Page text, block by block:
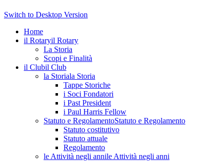
Switch to Desktop Version
Home
il Rotaryil Rotary
La Storia
Scopi e Finalità
il Clubil Club
la Storiala Storia
Tappe Storiche
i Soci Fondatori
i Past President
i Paul Harris Fellow
Statuto e RegolamentoStatuto e Regolamento
Statuto costitutivo
Statuto attuale
Regolamento
le Attività negli annile Attività negli anni